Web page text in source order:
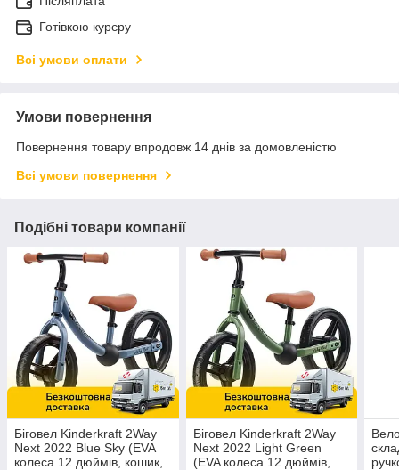
Готівкою курєру
Всі умови оплати
Умови повернення
Повернення товару впродовж 14 днів за домовленістю
Всі умови повернення
Подібні товари компанії
Біговел Kinderkraft 2Way
Next 2022 Blue Sky (EVA
колеса 12 дюймів, кошик,
Біговел Kinderkraft 2Way
Next 2022 Light Green
(EVA колеса 12 дюймів,